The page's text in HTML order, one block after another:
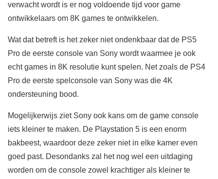
verwacht wordt is er nog voldoende tijd voor game
ontwikkelaars om 8K games te ontwikkelen.
Wat dat betreft is het zeker niet ondenkbaar dat de PS5
Pro de eerste console van Sony wordt waarmee je ook
echt games in 8K resolutie kunt spelen. Net zoals de PS4
Pro de eerste spelconsole van Sony was die 4K
ondersteuning bood.
Mogelijkerwijs ziet Sony ook kans om de game console
iets kleiner te maken. De Playstation 5 is een enorm
bakbeest, waardoor deze zeker niet in elke kamer even
goed past. Desondanks zal het nog wel een uitdaging
worden om de console zowel krachtiger als kleiner te